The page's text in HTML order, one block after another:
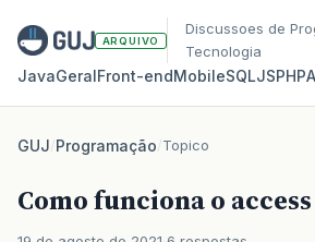
ARQUIVO
Discussoes de
Tecnologia
JavaGeralFront‑endMobileSQLJSPHP
GUJ/Programação/Topico
Como funciona o